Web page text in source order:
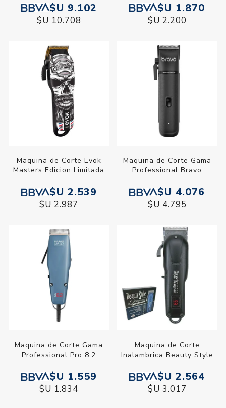
$U 9.102
$U 10.708
$U 1.870
$U 2.200
Maquina de Corte Evok
Masters Edicion Limitada
$U 2.539
$U 2.987
Maquina de Corte Gama
Professional Bravo
$U 4.076
$U 4.795
Maquina de Corte Gama
Professional Pro 8.2
$U 1.559
$U 1.834
Maquina de Corte
Inalambrica Beauty Style
$U 2.564
$U 3.017